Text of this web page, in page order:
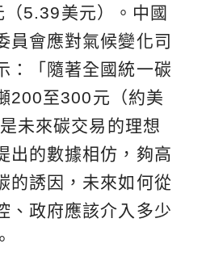
5.39美元）。中國
員會應對氣候變化司
：「隨著全國統一碳
200至300元（約美
未來碳交易的理想
出的數據相仿，夠高
的誘因，未來如何從
、政府應該介入多少